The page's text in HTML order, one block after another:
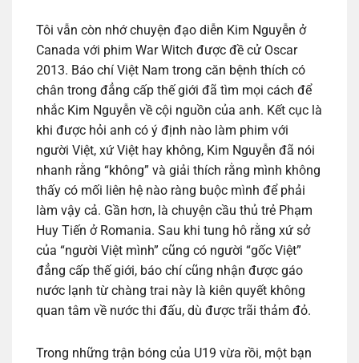
Tôi vẫn còn nhớ chuyện đạo diễn Kim Nguyễn ở
Canada với phim War Witch được đề cử Oscar
2013. Báo chí Việt Nam trong căn bệnh thích có
chân trong đẳng cấp thế giới đã tìm mọi cách để
nhắc Kim Nguyễn về cội nguồn của anh. Kết cục là
khi được hỏi anh có ý định nào làm phim với
người Việt, xứ Việt hay không, Kim Nguyễn đã nói
nhanh rằng “không” và giải thích rằng mình không
thấy có mối liên hệ nào ràng buộc mình để phải
làm vậy cả. Gần hơn, là chuyện cầu thủ trẻ Phạm
Huy Tiến ở Romania. Sau khi tung hô rằng xứ sở
của “người Việt mình” cũng có người “gốc Việt”
đẳng cấp thế giới, báo chí cũng nhận được gáo
nước lạnh từ chàng trai này là kiên quyết không
quan tâm về nước thi đấu, dù được trãi thảm đỏ.
Trong những trận bóng của U19 vừa rồi, một bạn